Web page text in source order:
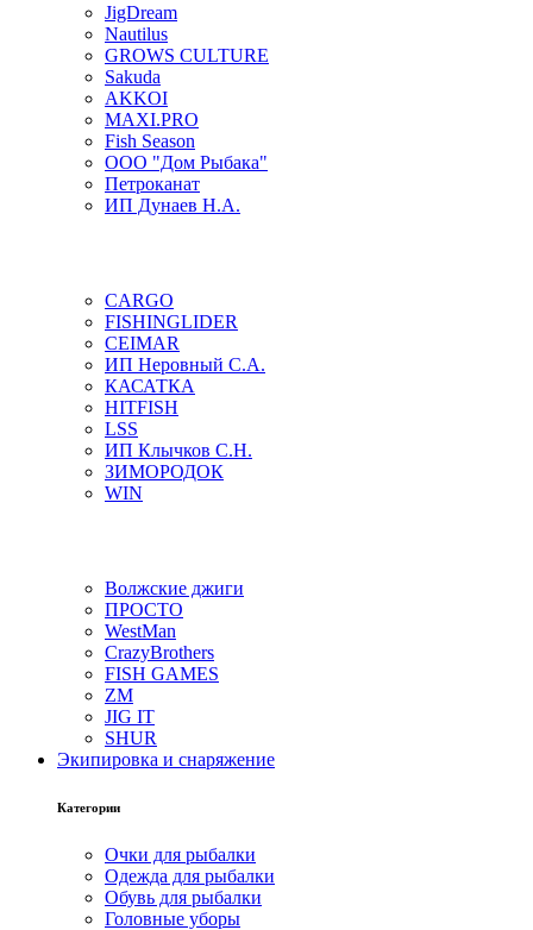
JigDream
Nautilus
GROWS CULTURE
Sakuda
AKKOI
MAXI.PRO
Fish Season
ООО "Дом Рыбака"
Петроканат
ИП Дунаев Н.А.
CARGO
FISHINGLIDER
CEIMAR
ИП Неровный С.А.
КАСАТКА
HITFISH
LSS
ИП Клычков С.Н.
ЗИМОРОДОК
WIN
Волжские джиги
ПРОСТО
WestMan
CrazyBrothers
FISH GAMES
ZM
JIG IT
SHUR
Экипировка и снаряжение
Категории
Очки для рыбалки
Одежда для рыбалки
Обувь для рыбалки
Головные уборы